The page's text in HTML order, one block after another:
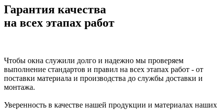
Гарантия качества
на всех этапах работ
Чтобы окна служили долго и надежно мы проверяем
выполнение стандартов и правил на всех этапах работ - от
поставки материала и производства до службы доставки и
монтажа.
Уверенность в качестве нашей продукции и материалах наших